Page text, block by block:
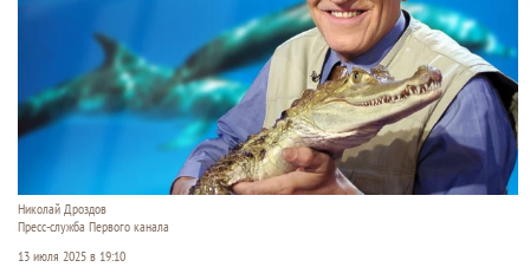
Николай Дроздов
Пресс-служба Первого канала
13 июля 2025 в 19:10